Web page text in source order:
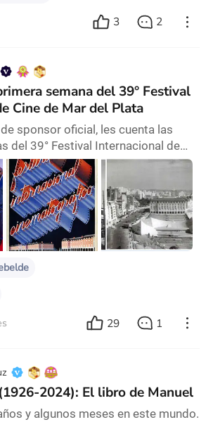
3 2
semana del 39° Festival
Cine de Mar del Plata
sponsor oficial, les cuenta las
del 39° Festival Internacional de
El 21 de noviembre, Mar del
la apertura de la 39ª edición del
de Cine, que lleva el nombre de
de inauguración se llevó a
Auditorium, junto con el secretario
el
29 1
2024): El libro de Manuel
y algunos meses en este mundo.